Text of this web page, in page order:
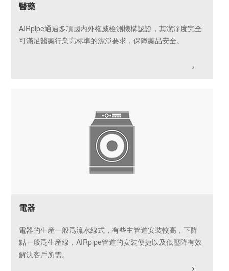
醫藥
AIRpipe通過多項國内外權威檢測機構認證，其潔淨度完全
可滿足醫藥行業高标準的潔淨要求，保障藥品安全。
電器
電器的生産一般爲流水線式，有些主管道安裝較高，下降
點一般爲生産線，AIRpipe管道的安裝便捷以及低壓降有效
解決客戶所需。